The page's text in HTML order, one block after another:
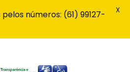
números: (61) 99127-
X